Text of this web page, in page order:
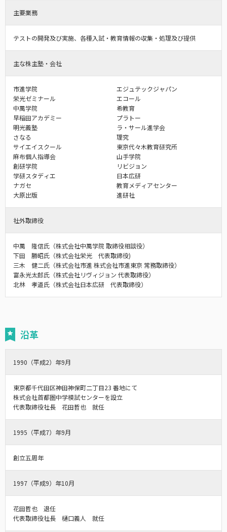
主要業務
テストの開発及び実施、各種入試・教育情報の収集・処理及び提供
主な株主塾・会社
市進学院
栄光ゼミナール
中萬学院
早稲田アカデミー
明光義塾
さなる
サイエイスクール
麻布個人指導会
創研学院
学研スタディエ
ナガセ
大原出版
エジュテックジャパン
エコール
希教育
プラトー
ラ・サール進学会
理究
東京代々木教育研究所
山手学院
リビジョン
日本広研
教育メディアセンター
進研社
社外取締役
中萬 隆信氏（株式会社中萬学院 取締役相談役）
下田 勝昭氏（株式会社栄光 代表取締役)
三木 健二氏（株式会社市進 株式会社市進東京 常務取締役）
富永光太郎氏（株式会社リヴィジョン 代表取締役）
北林 孝道氏（株式会社日本広研 代表取締役）
沿革
1990（平成2）年9月
東京都千代田区神田神保町二丁目23 番地にて
株式会社首都圏中学模試センターを設立
代表取締役社長 花田哲也 就任
1995（平成7）年9月
創立五周年
1997（平成9）年10月
花田哲也 退任
代表取締役社長 樋口義人 就任